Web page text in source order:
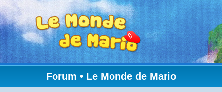
Forum • Le Monde de Mario